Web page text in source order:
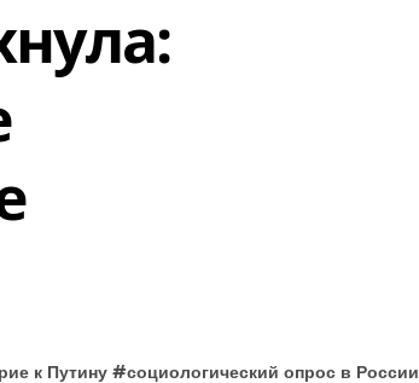
к Путину #социологический опрос в России